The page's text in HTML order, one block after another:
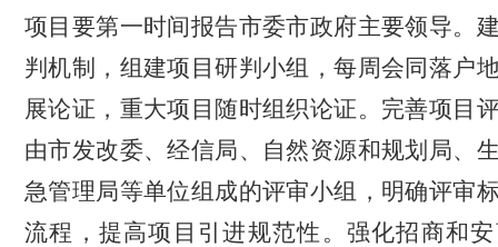
项目要第一时间报告市委市政府主要领导。
判机制，组建项目研判小组，每周会同落户
展论证，重大项目随时组织论证。完善项目
由市发改委、经信局、自然资源和规划局、
急管理局等单位组成的评审小组，明确评审
流程，提高项目引进规范性。强化招商和